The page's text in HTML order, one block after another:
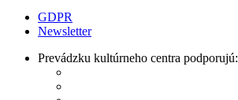
GDPR
Newsletter
Prevádzku kultúrneho centra podporujú: